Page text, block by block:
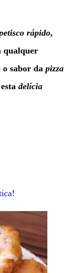
rápido,
qualquer
o sabor da pizza
delícia
!